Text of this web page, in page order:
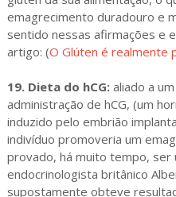
emagrecimento duradouro e
sentido nessas afirmações e
artigo: (O Glúten é realmente
19. Dieta do hCG:aliado a
administração de hCG, (um
induzido pelo embrião
indivíduo promoveria um
provado, há muito tempo, ser
endocrinologista britânico
supostamente obteve